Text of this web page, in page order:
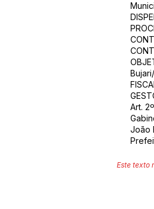
Art.
João
Este texto